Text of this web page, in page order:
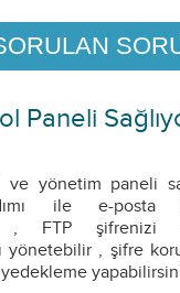
Paneli
yönetim paneli
ile e-posta
, FTP şifrenizi
yönetebilir , şifre